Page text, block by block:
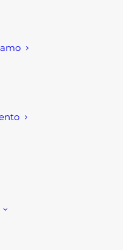
in ferro
schienale, seduta
Sardegna con
a polvere antracite.